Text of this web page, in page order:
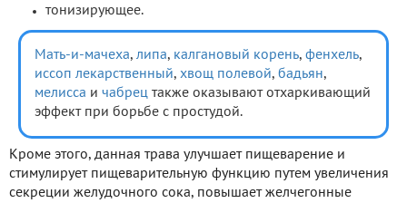
тонизирующее.
Мать-и-мачеха, липа, калгановый корень, фенхель,
иссоп лекарственный, хвощ полевой, бадьян,
мелисса и чабрец также оказывают отхаркивающий
эффект при борьбе с простудой.
Кроме этого, данная трава улучшает пищеварение и
стимулирует пищеварительную функцию путем увеличения
секреции желудочного сока, повышает желчегонные